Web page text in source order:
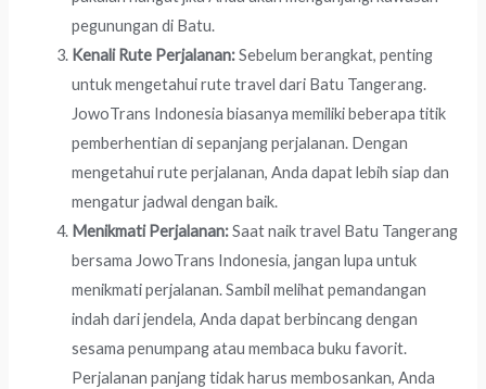
pegunungan di Batu.
Kenali Rute Perjalanan:Sebelum berangkat, penting
untuk mengetahui rute travel dari Batu Tangerang.
JowoTrans Indonesia biasanya memiliki beberapa titik
pemberhentian di sepanjang perjalanan. Dengan
mengetahui rute perjalanan, Anda dapat lebih siap dan
mengatur jadwal dengan baik.
Menikmati Perjalanan:Saat naik travel Batu Tangerang
bersama JowoTrans Indonesia, jangan lupa untuk
menikmati perjalanan. Sambil melihat pemandangan
indah dari jendela, Anda dapat berbincang dengan
sesama penumpang atau membaca buku favorit.
Perjalanan panjang tidak harus membosankan, Anda